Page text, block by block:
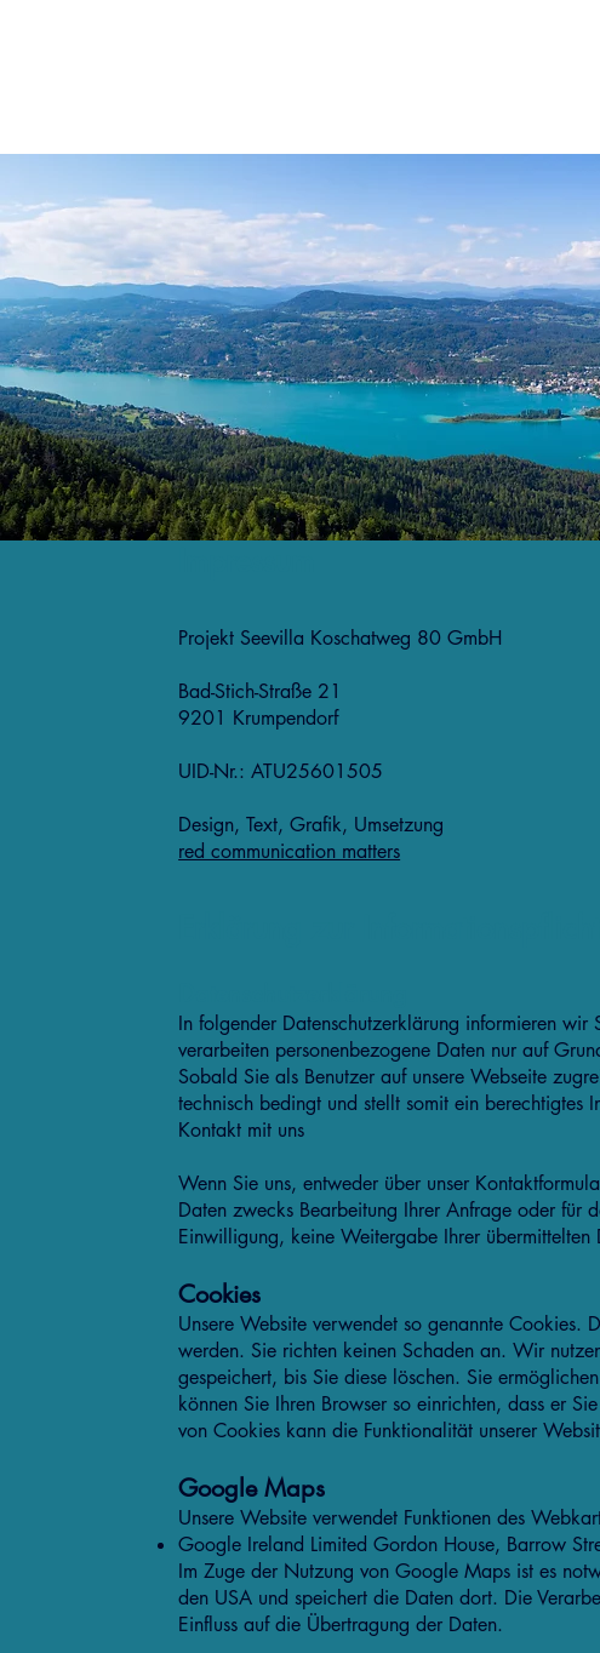
Projekt Seevilla Koschatweg 80 GmbH
Bad-Stich-Straße 21
9201 Krumpendorf
UID-Nr.: ATU25601505
Design, Text, Grafik, Umsetzung
red communication matters
In folgender Datenschutzerklärung informieren
verarbeiten personenbezogene Daten nur auf
Sobald Sie als Benutzer auf unsere Webseite
technisch bedingt und stellt somit ein berechtigtes
Kontakt mit uns
Wenn Sie uns, entweder über unser
Daten zwecks Bearbeitung Ihrer Anfrage oder für
Einwilligung, keine Weitergabe Ihrer übermittelten
Cookies
Unsere Website verwendet so genannte Cookies.
werden. Sie richten keinen Schaden an. Wir
gespeichert, bis Sie diese löschen. Sie
können Sie Ihren Browser so einrichten, dass er
von Cookies kann die Funktionalität unserer
Google Maps
Unsere Website verwendet Funktionen des
Google Ireland Limited Gordon House, Barrow
Im Zuge der Nutzung von Google Maps ist es
den USA und speichert die Daten dort. Die
Einfluss auf die Übertragung der Daten.